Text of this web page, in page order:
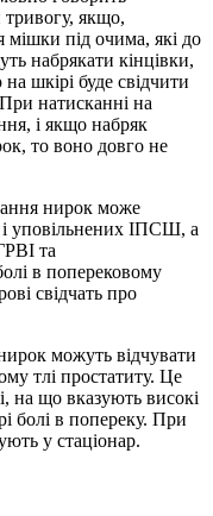
тривогу, якщо,
мішки під очима, які до
набрякати кінцівки,
шкірі буде свідчити
натисканні на
і якщо набряк
то воно довго не
нирок може
і уповільнених ІПСШ, а
та
в поперековому
свідчать про
можуть відчувати
тлі простатиту. Це
на що вказують високі
болі в попереку. При
у стаціонар.